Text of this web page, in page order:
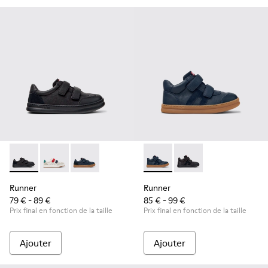
Runner - K800652-001 - Baskets noires en cuir et nubuck
Runner - K800652-007
Runner - K800652-003
Runner
79 € - 89 €
Prix final en fonction de la taille
Ajouter
Runner - K900384-001 -
Runner - K900384-
Runner
85 € - 99 €
Prix final en fonction de la taille
Ajouter